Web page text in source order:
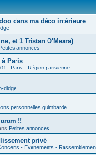
dans ma déco intérieure
et 1 Tristan O'Meara)
Petites annonces
à Paris
01 : Paris - Région parisienne.
didge
personnelles guimbarde
!!
Petites annonces
privé
- Evénements -